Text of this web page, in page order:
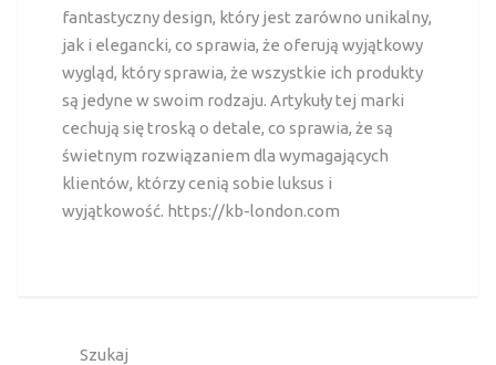
fantastyczny design, który jest zarówno unikalny,
jak i elegancki, co sprawia, że oferują wyjątkowy
wygląd, który sprawia, że wszystkie ich produkty
są jedyne w swoim rodzaju. Artykuły tej marki
cechują siętroską o detale, co sprawia, że są
świetnym rozwiązaniem dla wymagających
klientów, którzy cenią sobie luksus i
wyjątkowość. https://kb-london.com
Szukaj